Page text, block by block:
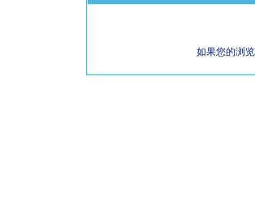
如果您的浏